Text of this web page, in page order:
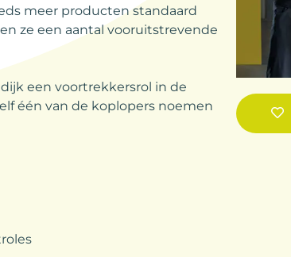
meer producten standaard
ze een aantal vooruitstrevende
een voortrekkersrol in de
één van de koplopers noemen